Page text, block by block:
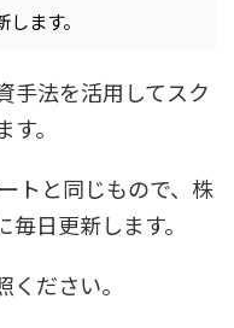
ます。
手法を活用してスク
。
トと同じもので、株
日更新します。
ください。